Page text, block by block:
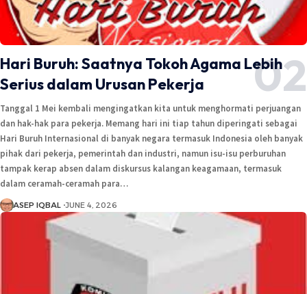
Hari Buruh: Saatnya Tokoh Agama Lebih
Serius dalam Urusan Pekerja
Tanggal 1 Mei kembali mengingatkan kita untuk menghormati perjuangan
dan hak-hak para pekerja. Memang hari ini tiap tahun diperingati sebagai
Hari Buruh Internasional di banyak negara termasuk Indonesia oleh banyak
pihak dari pekerja, pemerintah dan industri, namun isu-isu perburuhan
tampak kerap absen dalam diskursus kalangan keagamaan, termasuk
dalam ceramah-ceramah para…
ASEP IQBAL JUNE 4, 2026